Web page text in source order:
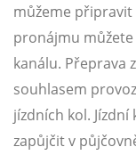
můžeme připravit
pronájmu
kanálu. Přeprava
souhlasem
jízdních kol.
zapůjčit v